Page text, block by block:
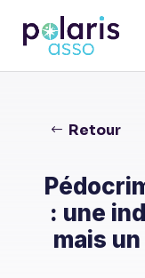
Retour
: une
mais